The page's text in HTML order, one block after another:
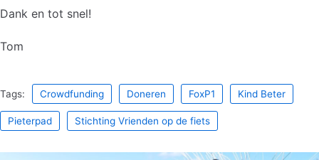
Dank en tot snel!
Tom
Tags: Crowdfunding Doneren FoxP1 Kind Beter
Pieterpad Stichting Vrienden op de fiets